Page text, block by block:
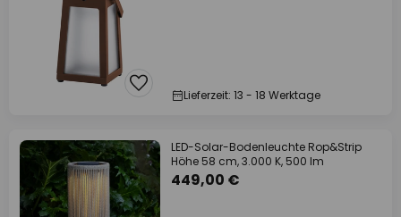
Lieferzeit: 13 - 18 Werktage
LED-Solar-Bodenleuchte Rop&Strip
Höhe 58 cm, 3.000 K, 500 lm
449,00 €